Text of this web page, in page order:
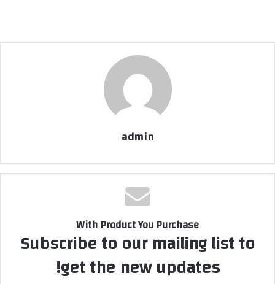
admin
With Product You Purchase
Subscribe to our mailing list to
get the new updates!